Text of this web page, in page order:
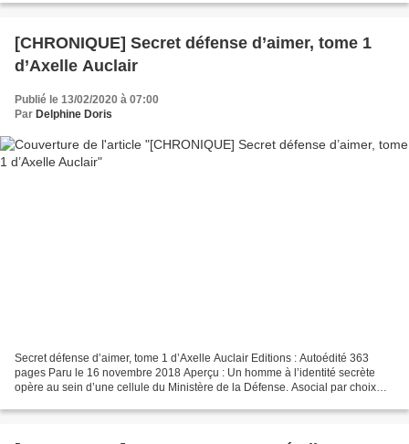
[CHRONIQUE] Secret défense d’aimer, tome 1
d’Axelle Auclair
Publié le 13/02/2020 à 07:00
Par Delphine Doris
Secret défense d’aimer, tome 1 d’Axelle Auclair Editions : Autoédité 363
pages Paru le 16 novembre 2018 Aperçu : Un homme à l’identité secrète
opère au sein d’une cellule du Ministère de la Défense. Asocial par choix